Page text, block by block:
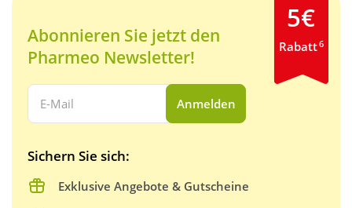
Abonnieren Sie jetzt den
Pharmeo Newsletter!
Ihre E-Mail Adresse:
Anmelden
Sichern Sie sich:
Exklusive Angebote & Gutscheine
5€
Rabatt6